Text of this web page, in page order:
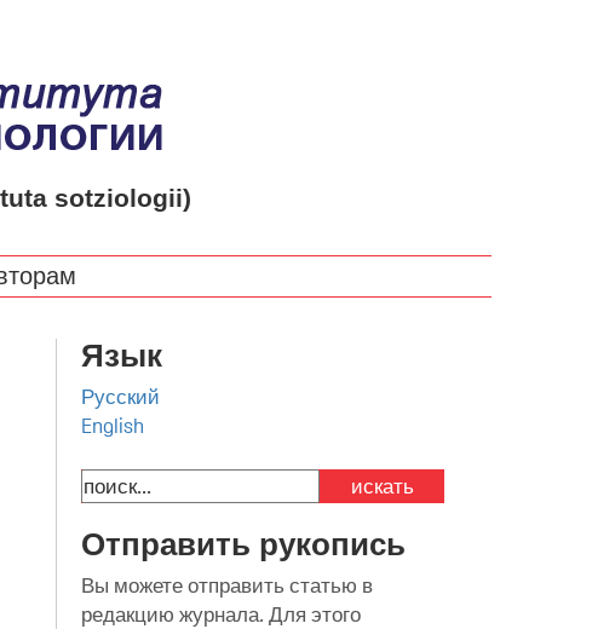
sotziologii)
Язык
Русский
English
искать
Отправить рукопись
Вы можете отправить статью в
редакцию журнала. Для этого